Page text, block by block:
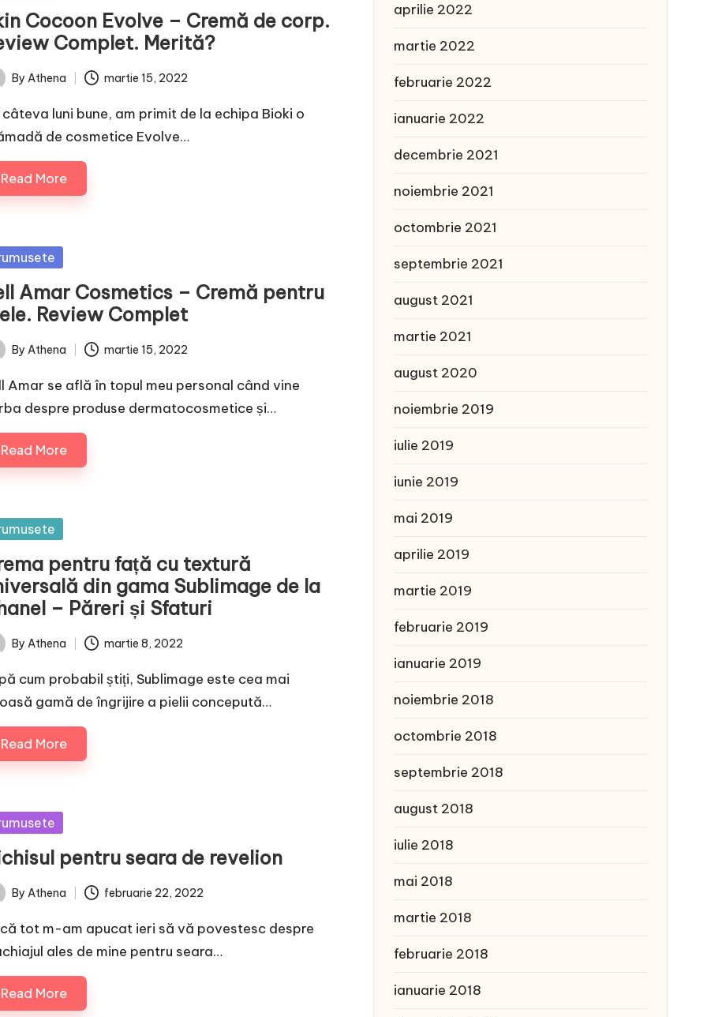
Cocoon Evolve – Cremă de corp.
Complet. Merită?
By Athena martie 15, 2022
câteva luni bune, am primit de la echipa Bioki o
de cosmetice Evolve…
Read More
Amar Cosmetics – Cremă pentru
Review Complet
By Athena martie 15, 2022
Amar se află în topul meu personal când vine
despre produse dermatocosmetice și…
Read More
pentru față cu textură
din gama Sublimage de la
– Păreri și Sfaturi
By Athena martie 8, 2022
cum probabil știți, Sublimage este cea mai
gamă de îngrijire a pielii concepută…
Read More
pentru seara de revelion
By Athena februarie 22, 2022
tot m-am apucat ieri să vă povestesc despre
ales de mine pentru seara…
Read More
aprilie 2022
martie 2022
februarie 2022
ianuarie 2022
decembrie 2021
noiembrie 2021
octombrie 2021
septembrie 2021
august 2021
martie 2021
august 2020
noiembrie 2019
iulie 2019
iunie 2019
mai 2019
aprilie 2019
martie 2019
februarie 2019
ianuarie 2019
noiembrie 2018
octombrie 2018
septembrie 2018
august 2018
iulie 2018
mai 2018
martie 2018
februarie 2018
ianuarie 2018